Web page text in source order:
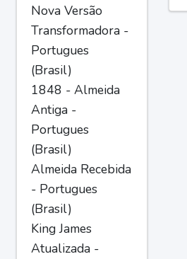
Nova Versão
Transformadora -
Portugues
(Brasil)
1848 - Almeida
Antiga -
Portugues
(Brasil)
Almeida Recebida
- Portugues
(Brasil)
King James
Atualizada -